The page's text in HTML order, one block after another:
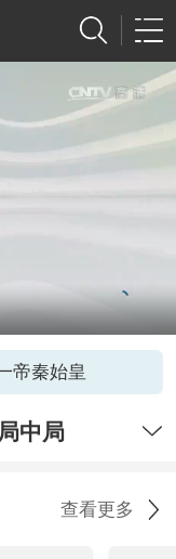
帝秦始皇
中局
查看更多